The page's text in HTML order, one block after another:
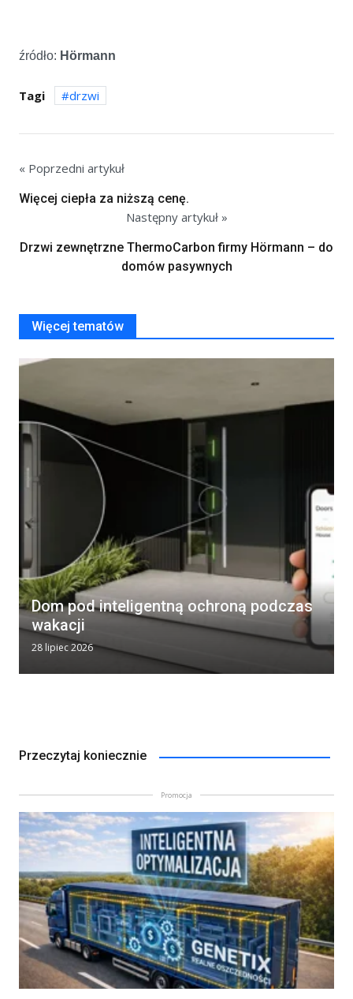
źródło: Hörmann
Tagi drzwi
« Poprzedni artykuł
Więcej ciepła za niższą cenę.
Następny artykuł »
Drzwi zewnętrzne ThermoCarbon firmy Hörmann – do
domów pasywnych
Więcej tematów
Dom pod inteligentną ochroną podczas
wakacji
28 lipiec 2026
Przeczytaj koniecznie
Promocja